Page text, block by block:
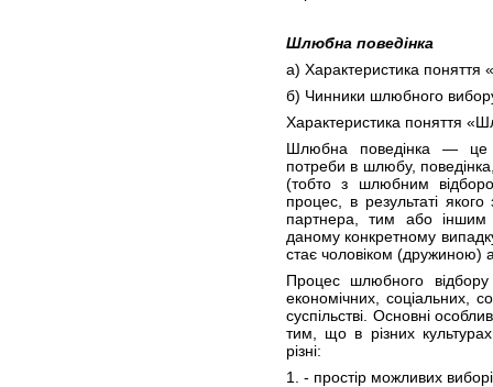
Шлюбна поведінка
а) Характеристика поняття
б) Чинники шлюбного
Характеристика поняття
Шлюбна поведінка — це
потреби в шлюбу,
(тобто з шлюбним
процес, в результаті
партнера, тим або іншим
даному конкретному
стає чоловіком (дружиною)
Процес шлюбного відбору
економічних, соціальних,
суспільстві. Основні
тим, що в різних культурах
різні:
1. - простір можливих